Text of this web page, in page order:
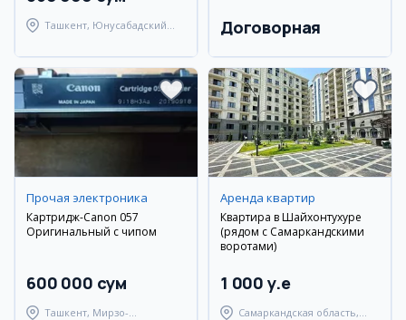
Ташкент, Юнусабадский
Договорная
Прочая электроника
Картридж-Canon 057
Оригинальный с чипом
600 000 сум
Ташкент, Мирзо-
Аренда квартир
Квартира в Шайхонтухуре
(рядом с Самаркандскими
воротами)
1 000 y.e
Самаркандская область,